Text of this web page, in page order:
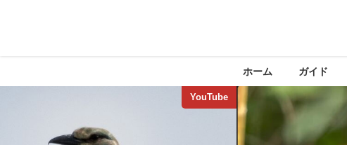
ホーム ガイド
YouTube